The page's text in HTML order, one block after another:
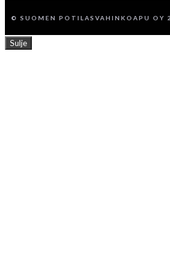
© SUOMEN POTILASVAHINKOAPU OY
Sulje